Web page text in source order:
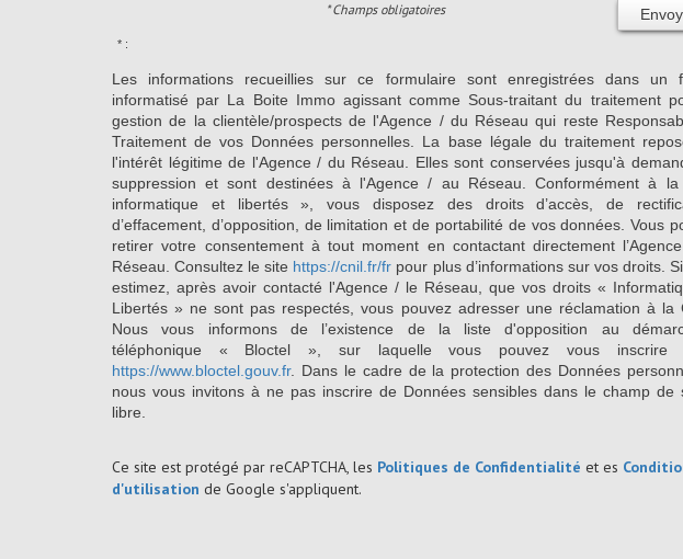
* Champs obligatoires
* :
Les informations recueillies sur ce formulaire sont enregistrées dans un
informatisé par La Boite Immo agissant comme Sous-traitant du traitement
gestion de la clientèle/prospects de l'Agence / du Réseau qui reste
Traitement de vos Données personnelles. La base légale du traitement
l'intérêt légitime de l'Agence / du Réseau. Elles sont conservées jusqu'à
suppression et sont destinées à l'Agence / au Réseau. Conformément à
informatique et libertés », vous disposez des droits d’accès, de
d’effacement, d’opposition, de limitation et de portabilité de vos données. Vous
retirer votre consentement à tout moment en contactant directement
Réseau. Consultez le site https://cnil.fr/fr pour plus d’informations sur vos droits.
estimez, après avoir contacté l'Agence / le Réseau, que vos droits «
Libertés » ne sont pas respectés, vous pouvez adresser une réclamation à la
Nous vous informons de l’existence de la liste d'opposition au
téléphonique « Bloctel », sur laquelle vous pouvez vous
https://www.bloctel.gouv.fr. Dans le cadre de la protection des Données
nous vous invitons à ne pas inscrire de Données sensibles dans le champ de
libre.
Ce site est protégé par reCAPTCHA, les Politiques de Confidentialité et es
d'utilisation de Google s'appliquent.